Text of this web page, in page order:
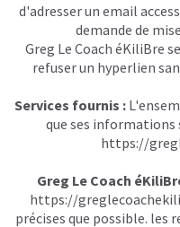
d'adresser un email
demande de
Greg Le Coach éKiliBre
refuser un hyperlien
Services fournis :
que ses
https://
Greg Le Coach
https://
précises que possible.